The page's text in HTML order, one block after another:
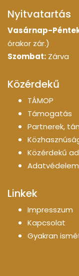
Nyitvatartás
Vasárnap-
órakor zár.)
Szombat: Zárva
Közérdekű
TÁMOP
Támogatás
Partnerek,
Közérdekű
Adatvédelem
Linkek
Impresszum
Kapcsolat
Gyakran